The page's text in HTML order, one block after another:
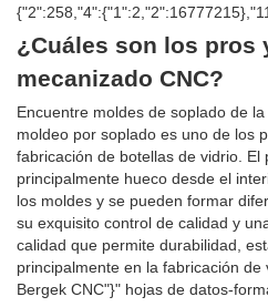
¿Cuáles son los pros
mecanizado CNC?
Encuentre moldes de soplado de
moldeo por soplado es uno de los
fabricación de botellas de vidrio.
principalmente hueco desde el
los moldes y se pueden formar
su exquisito control de calidad y
calidad que permite durabilidad,
principalmente en la fabricación
Bergek CNC"}" hojas de datos-